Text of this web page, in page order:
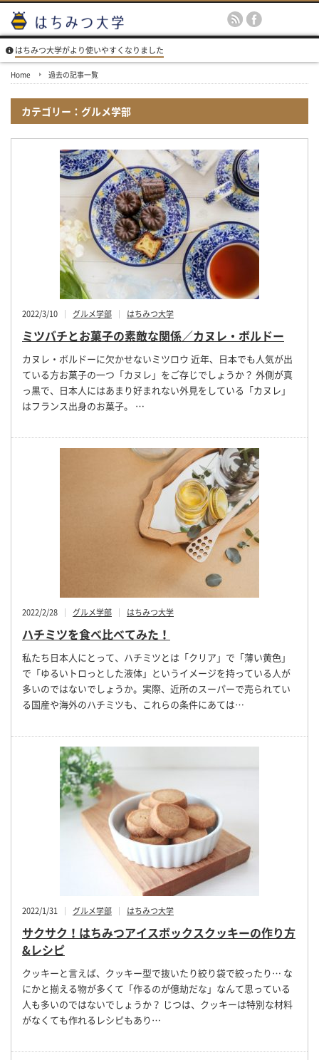
はちみつ大学がより使いやすくなりました
Home 過去の記事一覧
カテゴリー：グルメ学部
2022/3/10 グルメ学部 はちみつ大学
ミツバチとお菓子の素敵な関係／カヌレ・ボルドー
カヌレ・ボルドーに欠かせないミツロウ 近年、日本でも人気が出
ている方お菓子の一つ「カヌレ」をご存じでしょうか？ 外側が真
っ黒で、日本人にはあまり好まれない外見をしている「カヌレ」
はフランス出身のお菓子。 …
2022/2/28 グルメ学部 はちみつ大学
ハチミツを食べ比べてみた！
私たち日本人にとって、ハチミツとは「クリア」で「薄い黄色」
で「ゆるいトロっとした液体」というイメージを持っている人が
多いのではないでしょうか。実際、近所のスーパーで売られてい
る国産や海外のハチミツも、これらの条件にあては…
2022/1/31 グルメ学部 はちみつ大学
サクサク！はちみつアイスボックスクッキーの作り方
&レシピ
クッキーと言えば、クッキー型で抜いたり絞り袋で絞ったり… な
にかと揃える物が多くて「作るのが億劫だな」なんて思っている
人も多いのではないでしょうか？ じつは、クッキーは特別な材料
がなくても作れるレシピもあり…